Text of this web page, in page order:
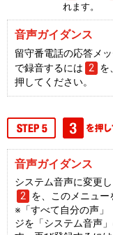
れます。
音声ガイダンス
留守番電話の応答メ
で録音するには
2 を
押してください。
音声ガイダンス
システム音声に変更
2
を、このメニュー
※「すべて自分の声」
ジを「システム音声